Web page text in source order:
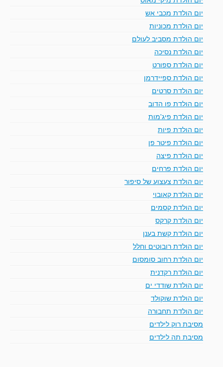
יום הולדת מכבי אש
יום הולדת מכוניות
יום הולדת מסביב לעולם
יום הולדת נסיכה
יום הולדת ספורט
יום הולדת ספיידרמן
יום הולדת סרטים
יום הולדת פו הדוב
יום הולדת פיג'מות
יום הולדת פיות
יום הולדת פיטר פן
יום הולדת פיצה
יום הולדת פרחים
יום הולדת צעצוע של סיפור
יום הולדת קאובוי
יום הולדת קסמים
יום הולדת קרקס
יום הולדת קשת בענן
יום הולדת רובוטים וחלל
יום הולדת רחוב סומסום
יום הולדת רקדנית
יום הולדת שודדי ים
יום הולדת שוקולד
יום הולדת תחבורה
מסיבת רוק לילדים
מסיבת תה לילדים